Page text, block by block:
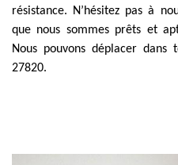
résistance. N’hésitez pas à
que nous sommes prêts et
Nous pouvons déplacer
27820.